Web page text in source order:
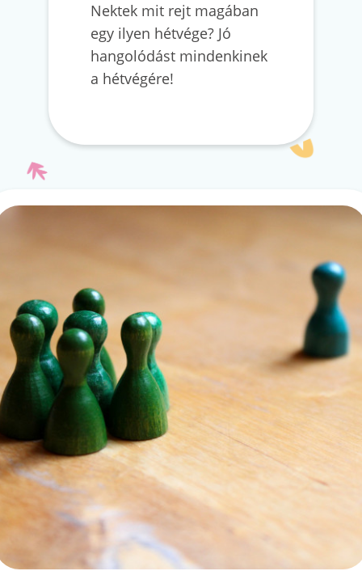
Nektek mit rejt magában
egy ilyen hétvége? Jó
hangolódást mindenkinek
a hétvégére!